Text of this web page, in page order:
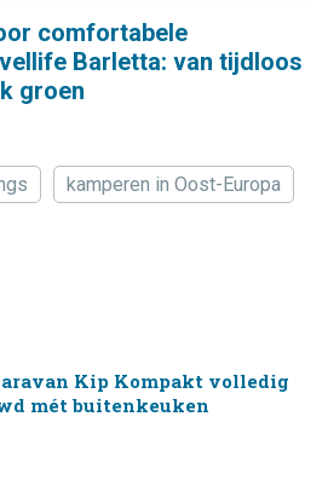
comfortabele
Barletta: van tijdloos
groen
kamperen in Oost-Europa
Kip Kompakt volledig
mét buitenkeuken